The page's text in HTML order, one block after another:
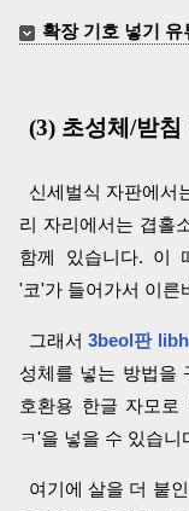
확장 기호 넣기
(3) 초성체/받침
신세벌식 자판에서
리 자리에서는 겹홀
함께 있습니다. 이
'코'가 들어가서 이른
그래서3beol판
성체를 넣는 방법을
호환용 한글 자모로
ㅋ'을 넣을 수 있습니
여기에 살을 더 붙